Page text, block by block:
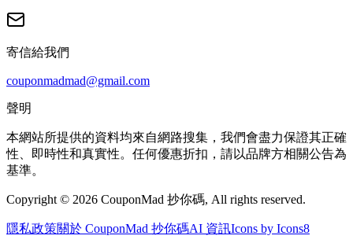
寄信給我們
couponmadmad@gmail.com
聲明
本網站所提供的資料均來自網路搜集，我們會盡力保證其正確
性、即時性和真實性。任何優惠折扣，請以品牌方相關公告為
基準。
Copyright © 2026 CouponMad 抄你碼, All rights reserved.
隱私政策關於 CouponMad 抄你碼AI 資訊Icons by Icons8